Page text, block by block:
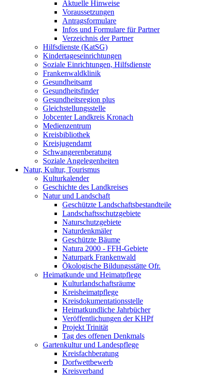
Aktuelle Hinweise
Voraussetzungen
Antragsformulare
Infos und Formulare für Partner
Verzeichnis der Partner
Hilfsdienste (KatSG)
Kindertageseinrichtungen
Soziale Einrichtungen, Hilfsdienste
Frankenwaldklinik
Gesundheitsamt
Gesundheitsfinder
Gesundheitsregion plus
Gleichstellungsstelle
Jobcenter Landkreis Kronach
Medienzentrum
Kreisbibliothek
Kreisjugendamt
Schwangerenberatung
Soziale Angelegenheiten
Natur, Kultur, Tourismus
Kulturkalender
Geschichte des Landkreises
Natur und Landschaft
Geschützte Landschaftsbestandteile
Landschaftsschutzgebiete
Naturschutzgebiete
Naturdenkmäler
Geschützte Bäume
Natura 2000 - FFH-Gebiete
Naturpark Frankenwald
Ökologische Bildungsstätte Ofr.
Heimatkunde und Heimatpflege
Kulturlandschaftsräume
Kreisheimatpflege
Kreisdokumentationsstelle
Heimatkundliche Jahrbücher
Veröffentlichungen der KHPf
Projekt Trinität
Tag des offenen Denkmals
Gartenkultur und Landespflege
Kreisfachberatung
Dorfwettbewerb
Kreisverband